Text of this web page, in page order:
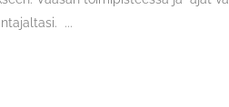
...